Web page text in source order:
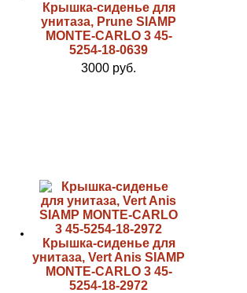
Крышка-сиденье для
унитаза, Prune SIAMP
MONTE-CARLO 3 45-
5254-18-0639
3000 руб.
Крышка-сиденье для
унитаза, Vert Anis SIAMP
MONTE-CARLO 3 45-
5254-18-2972